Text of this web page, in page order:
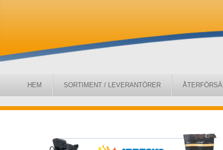
HEM SORTIMENT / LEVERANTÖRER